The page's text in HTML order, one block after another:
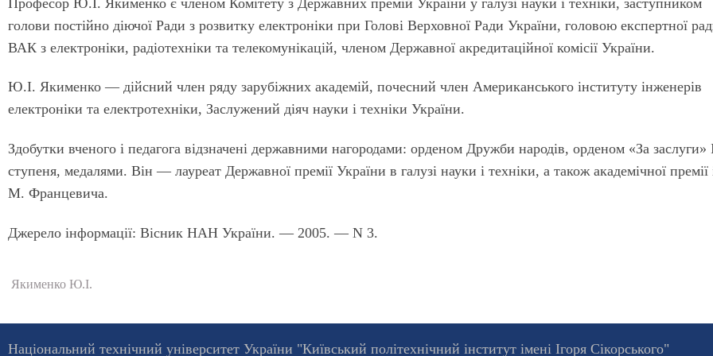
голови постійно діючої Ради з розвитку електроніки при Голові Верховної Ради України, головою експертної
ВАК з електроніки, радіотехніки та телекомунікацій, членом Державної акредитаційної комісії України.
Ю.І. Якименко — дійсний член ряду зарубіжних академій, почесний член Американського інституту інженерів
електроніки та електротехніки, Заслужений діяч науки і техніки України.
Здобутки вченого і педагога відзначені державними нагородами: орденом Дружби народів, орденом «За заслуги»
ступеня, медалями. Він — лауреат Державної премії України в галузі науки і техніки, а також академічної премії
М. Францевича.
Джерело інформації: Вісник НАН України. — 2005. — N 3.
Якименко Ю.І.
Національний технічний університет України "Київський політехнічний інститут імені Ігоря Сікорського"